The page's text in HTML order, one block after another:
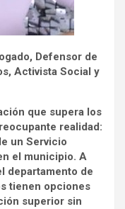
Defensor de
Activista Social y
que supera los
realidad:
un Servicio
el municipio. A
departamento de
tienen opciones
superior sin